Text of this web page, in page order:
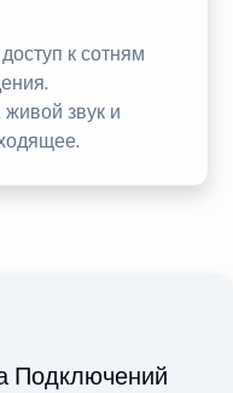
к сотням
звук и
Подключений